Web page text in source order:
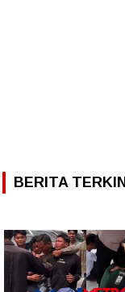
BERITA TERKINI